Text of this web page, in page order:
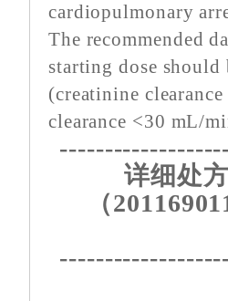
cardiopulmonary
The recommended
starting dose
(creatinine
clearance <30 mL/
详细处
（